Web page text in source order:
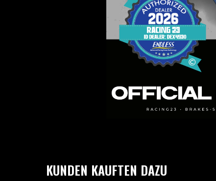
KUNDEN KAUFTEN DAZU